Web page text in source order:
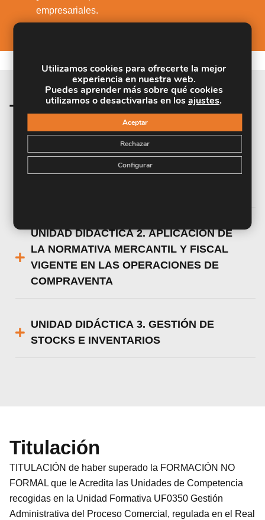
empresariales.
Temario de la materia
UNIDAD DIDÁCTICA 1. TRAMITACIÓN
ADMINISTRATIVA DEL PROCEDIMIENTO
DE OPERACIONES DE COMPRA-VENTA
UNIDAD DIDÁCTICA 2. APLICACIÓN DE
LA NORMATIVA MERCANTIL Y FISCAL
VIGENTE EN LAS OPERACIONES DE
COMPRAVENTA
UNIDAD DIDÁCTICA 3. GESTIÓN DE
STOCKS E INVENTARIOS
Titulación
TITULACIÓN de haber superado la FORMACIÓN NO
FORMAL que le Acredita las Unidades de Competencia
recogidas en la Unidad Formativa UF0350 Gestión
Administrativa del Proceso Comercial, regulada en el Real
Utilizamos cookies para ofrecerte la mejor
experiencia en nuestra web.
Puedes aprender más sobre qué cookies
utilizamos o desactivarlas en losajustes.
Aceptar
Rechazar
Configurar